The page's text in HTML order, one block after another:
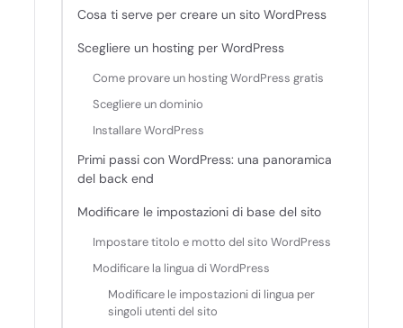
Cosa ti serve per creare un sito WordPress
Scegliere un hosting per WordPress
Come provare un hosting WordPress gratis
Scegliere un dominio
Installare WordPress
Primi passi con WordPress: una panoramica
del back end
Modificare le impostazioni di base del sito
Impostare titolo e motto del sito WordPress
Modificare la lingua di WordPress
Modificare le impostazioni di lingua per
singoli utenti del sito